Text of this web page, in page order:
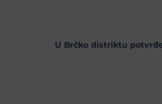
U Brčko distriktu